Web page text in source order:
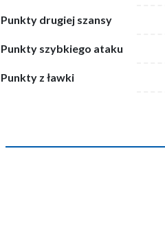
Punkty drugiej szansy
Punkty szybkiego ataku
Punkty z ławki